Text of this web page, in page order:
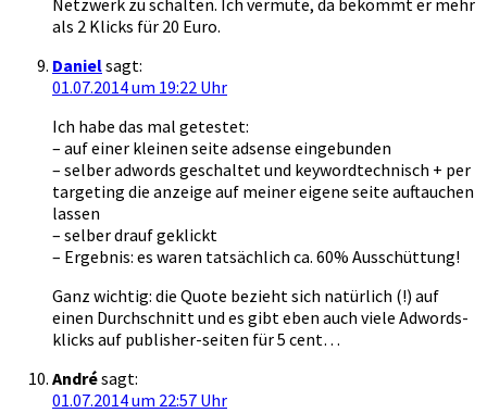
Netzwerk zu schalten. Ich vermute, da bekommt er mehr
als 2 Klicks für 20 Euro.
Danielsagt:
01.07.2014 um 19:22 Uhr
Ich habe das mal getestet:
– auf einer kleinen seite adsense eingebunden
– selber adwords geschaltet und keywordtechnisch + per
targeting die anzeige auf meiner eigene seite auftauchen
lassen
– selber drauf geklickt
– Ergebnis: es waren tatsächlich ca. 60% Ausschüttung!
Ganz wichtig: die Quote bezieht sich natürlich (!) auf
einen Durchschnitt und es gibt eben auch viele Adwords-
klicks auf publisher-seiten für 5 cent…
Andrésagt:
01.07.2014 um 22:57 Uhr